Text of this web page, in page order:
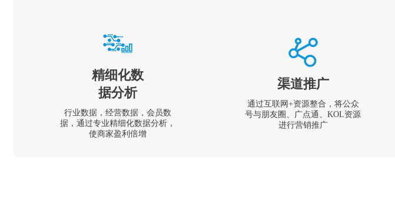
精细化数
据分析
行业数据，经营数据，会员数
据，通过专业精细化数据分析，
使商家盈利倍增
渠道推广
通过互联网+资源整合，将公众
号与朋友圈、广点通、KOL资源
进行营销推广